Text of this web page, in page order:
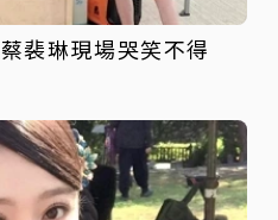
裴琳現場哭笑不得